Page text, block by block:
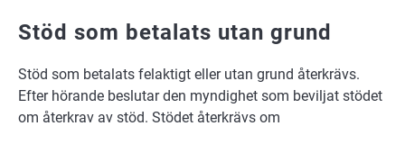
Stöd som betalats utan grund
Stöd som betalats felaktigt eller utan grund återkrävs.
Efter hörande beslutar den myndighet som beviljat stödet
om återkrav av stöd. Stödet återkrävs om